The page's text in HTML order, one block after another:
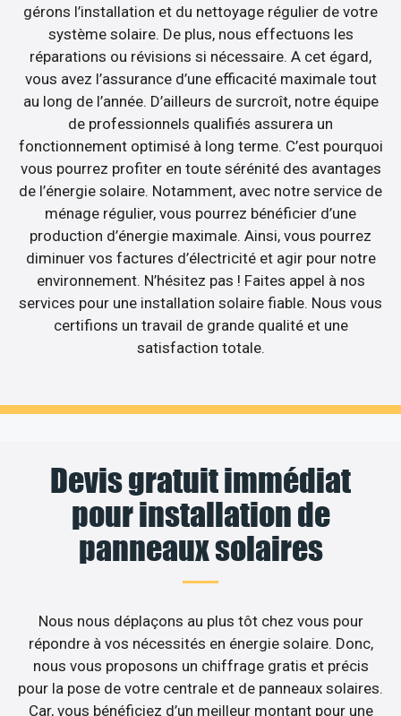
gérons l’installation et du nettoyage régulier de votre
système solaire. De plus, nous effectuons les
réparations ou révisions si nécessaire. A cet égard,
vous avez l’assurance d’une efficacité maximale tout
au long de l’année. D’ailleurs de surcroît, notre équipe
de professionnels qualifiés assurera un
fonctionnement optimisé à long terme. C’est pourquoi
vous pourrez profiter en toute sérénité des avantages
de l’énergie solaire. Notamment, avec notre service de
ménage régulier, vous pourrez bénéficier d’une
production d’énergie maximale. Ainsi, vous pourrez
diminuer vos factures d’électricité et agir pour notre
environnement. N’hésitez pas ! Faites appel à nos
services pour une installation solaire fiable. Nous vous
certifions un travail de grande qualité et une
satisfaction totale.
Devis gratuit immédiat
pour installation de
panneaux solaires
Nous nous déplaçons au plus tôt chez vous pour
répondre à vos nécessités en énergie solaire. Donc,
nous vous proposons un chiffrage gratis et précis
pour la pose de votre centrale et de panneaux solaires.
Car, vous bénéficiez d’un meilleur montant pour une